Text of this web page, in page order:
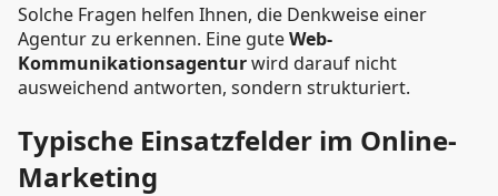
Solche Fragen helfen Ihnen, die Denkweise einer
Agentur zu erkennen. Eine guteWeb-
Kommunikationsagenturwird darauf nicht
ausweichend antworten, sondern strukturiert.
Typische Einsatzfelder im Online-
Marketing